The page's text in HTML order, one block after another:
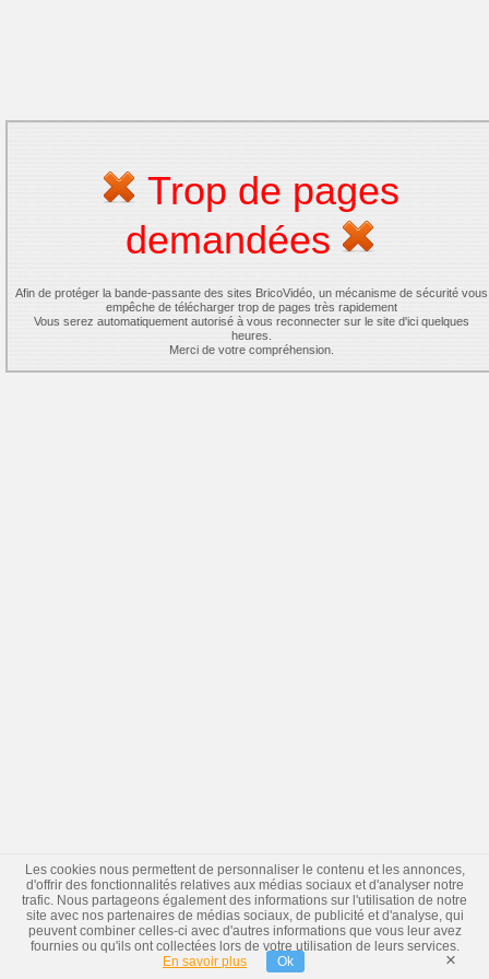
Trop de pages
demandées
Afin de protéger la bande-passante des sites BricoVidéo, un mécanisme de sécurité vous
empêche de télécharger trop de pages très rapidement
Vous serez automatiquement autorisé à vous reconnecter sur le site d'ici quelques
heures.
Merci de votre compréhension.
Les cookies nous permettent de personnaliser le contenu et les annonces,
d'offrir des fonctionnalités relatives aux médias sociaux et d'analyser notre
trafic. Nous partageons également des informations sur l'utilisation de notre
site avec nos partenaires de médias sociaux, de publicité et d'analyse, qui
peuvent combiner celles-ci avec d'autres informations que vous leur avez
fournies ou qu'ils ont collectées lors de votre utilisation de leurs services.
En savoir plus
Ok ×